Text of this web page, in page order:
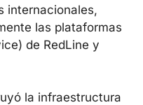
internacionales,
las plataformas
de RedLine y
la infraestructura